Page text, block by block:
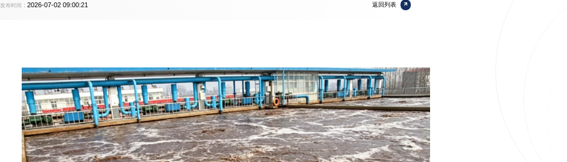
发布时间：2026-07-02 09:00:21 返回列表